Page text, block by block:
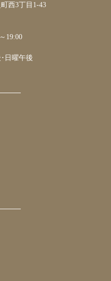
西3丁目1-43
19:00
日曜午後